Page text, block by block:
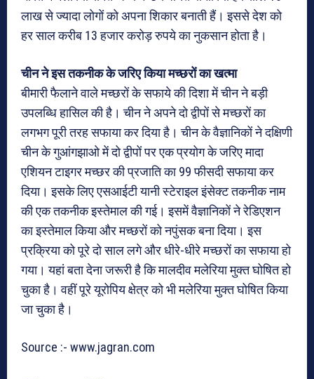
लाख से ज्यादा लोगों को अपना शिकार बनाती हैं। इससे देश को
हर साल करीब 13 हजार करोड़ रुपये का नुकसान होता है।
चीन ने इस तकनीक के जरिए किया मच्‍छरों का खत्‍मा
बीमारी फैलाने वाले मच्‍छरों के सफाये की दिशा में चीन ने बड़ी
उपलब्धि हासिल की है। चीन ने अपने दो द्वीपों से मच्छरों का
लगभग पूरी तरह सफाया कर दिया है। चीन के वैज्ञानिकों ने दक्षिणी
चीन के गुआंगझाओ में दो द्वीपों पर एक प्रयोग के जरिए मादा
एशियन टाइगर मच्छर की प्रजाति का 99 फीसदी सफाया कर
दिया। इसके लिए एसआईटी यानी स्टेराइल इंसेक्ट तकनीक नाम
की एक तकनीक इस्तेमाल की गई। इसमें वैज्ञानिकों ने रेडिएशन
का इस्तेमाल किया और मच्छरों को नपुंसक बना दिया। इस
प्रक्रिया को पूरे दो साल लगे और धीरे-धीरे मच्‍छरों का सफाया हो
गया। यहां बता देना जरूरी है कि मालदीव मलेरिया मुक्‍त घोषित हो
चुका है। वहीं पूरे यूरोपिय क्षेत्र को भी मलेरिया मुक्‍त घोषित किया
जा चुका है।
Source :- www.jagran.com